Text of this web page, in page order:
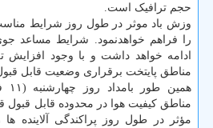
حجم ترافیک است.
وزش باد موثر در طول روز شرایط مناسب
را فراهم خواهدنمود. شرایط مساعد
ادامه خواهد داشت و با وجود افزایش
مناطق پایتخت برقراری وضعیت قابل
مناطق کیفیت هوا در محدوده قابل قبول
مؤثر در طول روز پراکندگی آلاینده